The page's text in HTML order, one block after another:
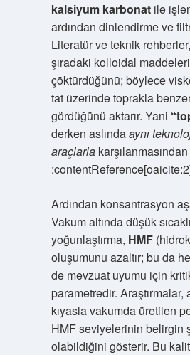
kalsiyum karbonatile
ardından dinlendirme ve
Literatür ve teknik
şıradaki kolloidal
çöktürdüğünü; böylece
tat üzerinde toprakla
gördüğünü aktarır. Yani
derken aslındaaynı
araçlarla
Ardından konsantrasyon
Vakum altında düşük
yoğunlaştırma, HMF
oluşumunu azaltır; bu da
de mevzuat uyumu için
parametredir. Araştırmalar,
kıyasla vakumda üretilen
HMF seviyelerinin belirgin
olabildiğini gösterir. Bu